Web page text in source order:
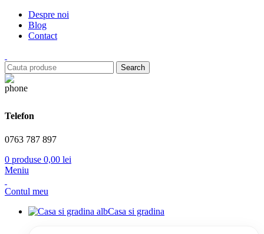
Despre noi
Blog
Contact
Search
Telefon
0763 787 897
0 produse 0,00 lei
Meniu
Contul meu
Casa si gradina